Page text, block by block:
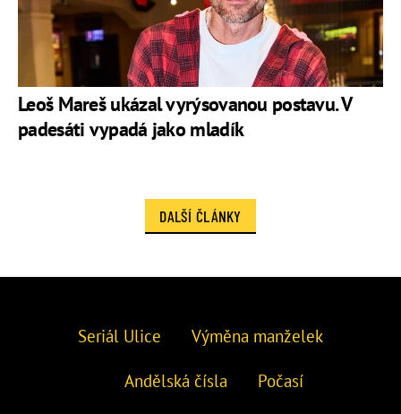
Leoš Mareš ukázal vyrýsovanou postavu. V
padesáti vypadá jako mladík
DALŠÍ ČLÁNKY
Seriál Ulice Výměna manželek
Andělská čísla Počasí